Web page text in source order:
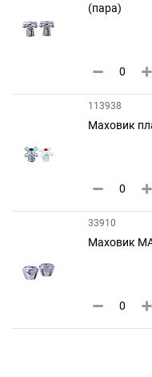
(пара)
113938
Маховик
33910
Маховик